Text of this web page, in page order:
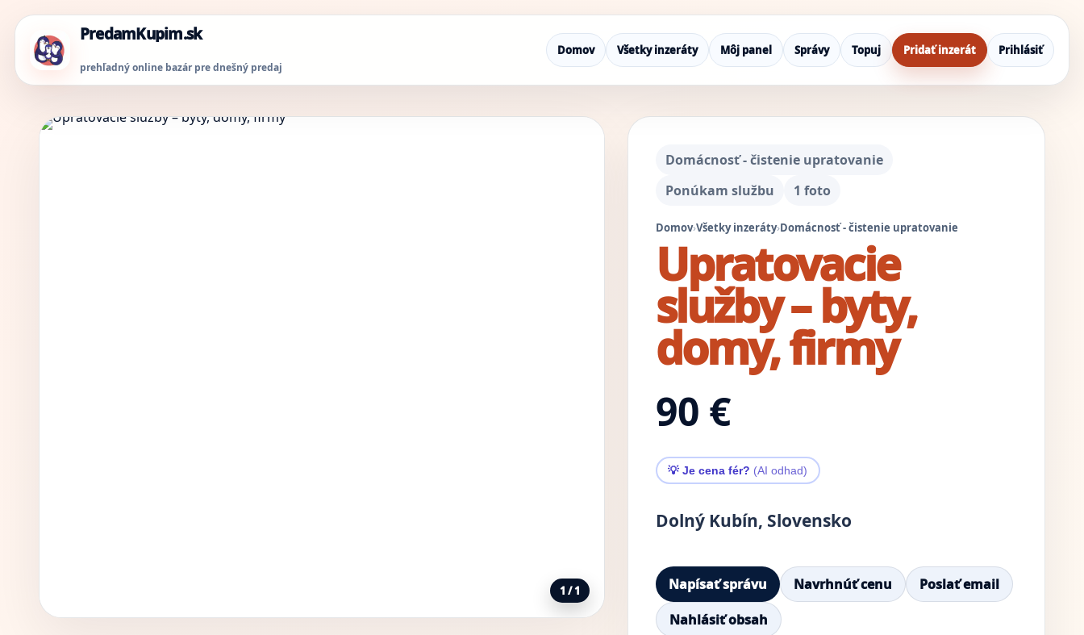
PredamKupim.sk
prehľadný online bazár pre dnešný predaj
Domov Všetky inzeráty Môj panel Správy Topuj Pridať inzerát Prihlásiť
1 / 1
Domácnosť - čistenie upratovanie
Ponúkam službu
1 foto
Domov›Všetky inzeráty›Domácnosť - čistenie upratovanie
Upratovacie
služby – byty,
domy, firmy
90 €
💡 Je cena fér? (AI odhad)
Dolný Kubín, Slovensko
Napísať správu Navrhnúť cenu
Poslať email
Nahlásiť obsah